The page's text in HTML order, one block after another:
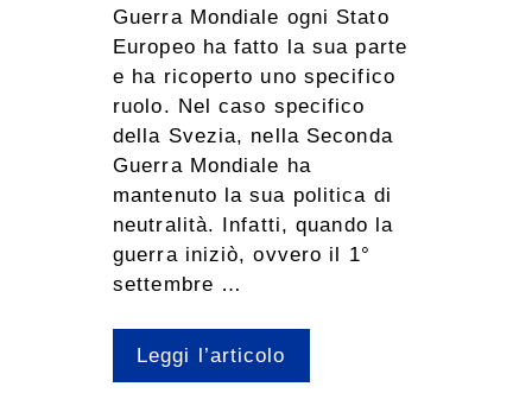
Guerra Mondiale ogni Stato
Europeo ha fatto la sua parte
e ha ricoperto uno specifico
ruolo. Nel caso specifico
della Svezia, nella Seconda
Guerra Mondiale ha
mantenuto la sua politica di
neutralità. Infatti, quando la
guerra iniziò, ovvero il 1°
settembre …
Leggi l’articolo